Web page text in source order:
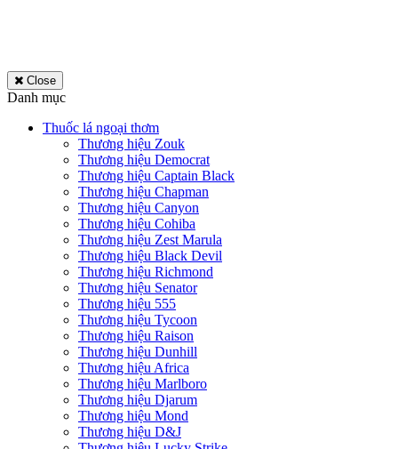
Close
Danh mục
Thuốc lá ngoại thơm
Thương hiệu Zouk
Thương hiệu Democrat
Thương hiệu Captain Black
Thương hiệu Chapman
Thương hiệu Canyon
Thương hiệu Cohiba
Thương hiệu Zest Marula
Thương hiệu Black Devil
Thương hiệu Richmond
Thương hiệu Senator
Thương hiệu 555
Thương hiệu Tycoon
Thương hiệu Raison
Thương hiệu Dunhill
Thương hiệu Africa
Thương hiệu Marlboro
Thương hiệu Djarum
Thương hiệu Mond
Thương hiệu D&J